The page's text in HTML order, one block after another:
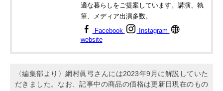
適な暮らしをご提案しています。講演、執
筆、メディア出演多数。
Facebook
Instagram
website
〈編集部より〉網村眞弓さんには2023年9月に解説していた
だきました。なお、記事中の商品の価格は更新日現在のもの